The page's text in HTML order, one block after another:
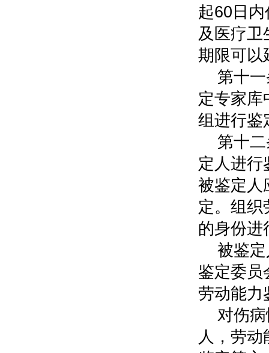
起60日
及医疗卫
期限可以
第十
定专家库
组进行鉴
第十
定人进行
被鉴定人
定。组织
的身份进
被鉴
鉴定委员
劳动能力
对伤
人，劳